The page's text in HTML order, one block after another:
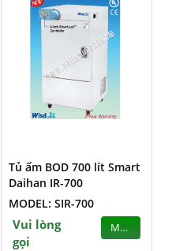
Tủ ấm BOD 700 lít Smart
Daihan IR-700
MODEL: SIR-700
Vui lòng
gọi
MUA